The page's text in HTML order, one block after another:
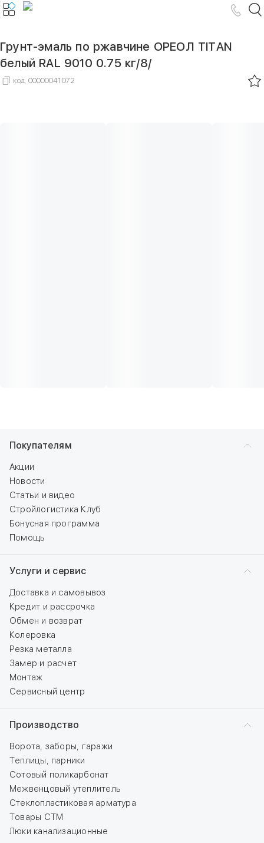
Грунт-эмаль по ржавчине ОРЕОЛ TITAN
белый RAL 9010 0.75 кг/8/
код 00000041072
Покупателям
Акции
Новости
Статьи и видео
Стройлогистика Клуб
Бонусная программа
Помощь
Услуги и сервис
Доставка и самовывоз
Кредит и рассрочка
Обмен и возврат
Колеровка
Резка металла
Замер и расчет
Монтаж
Сервисный центр
Производство
Ворота, заборы, гаражи
Теплицы, парники
Сотовый поликарбонат
Межвенцовый утеплитель
Стеклопластиковая арматура
Товары СТМ
Люки канализационные